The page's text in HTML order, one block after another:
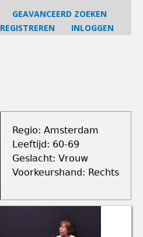
GEAVANCEERD ZOEKEN
REGISTREREN
INLOGGEN
Regio: Amsterdam
Leeftijd: 60-69
Geslacht: Vrouw
Voorkeurshand: Rechts